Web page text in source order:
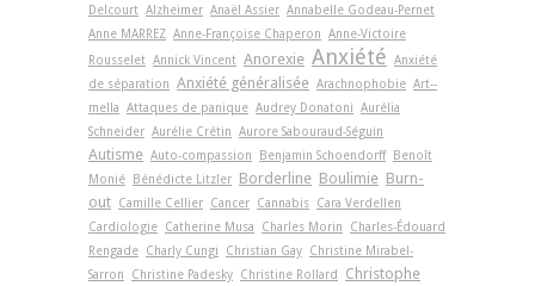
Delcourt Alzheimer Anaël Assier Annabelle Godeau-Pernet
Anne MARREZ Anne-Françoise Chaperon Anne-Victoire
Rousselet Annick Vincent Anorexie Anxiété Anxiété
de séparation Anxiété généralisée Arachnophobie Art-­
mella Attaques de panique Audrey Donatoni Aurélia
Schneider Aurélie Crétin Aurore Sabouraud-Séguin
Autisme Auto-compassion Benjamin Schoendorff Benoît
Monié Bénédicte Litzler Borderline Boulimie Burn-
out Camille Cellier Cancer Cannabis Cara Verdellen
Cardiologie Catherine Musa Charles Morin
Charles-Édouard
Rengade Charly Cungi Christian Gay Christine Mirabel-
Sarron
Christine Padesky Christine Rollard
Christophe